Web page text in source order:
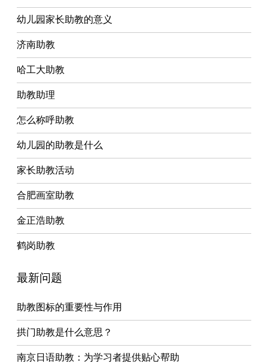
幼儿园家长助教的意义
济南助教
哈工大助教
助教助理
怎么称呼助教
幼儿园的助教是什么
家长助教活动
合肥画室助教
金正浩助教
鹤岗助教
最新问题
助教图标的重要性与作用
拱门助教是什么意思？
南京日语助教：为学习者提供贴心帮助